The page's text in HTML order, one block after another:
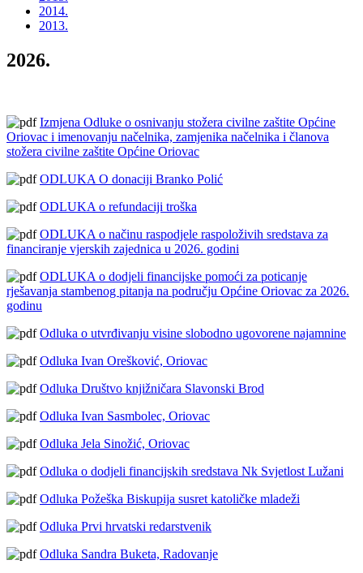
2014.
2013.
2026.
Izmjena Odluke o osnivanju stožera civilne zaštite Općine
Oriovac i imenovanju načelnika, zamjenika načelnika i članova
stožera civilne zaštite Općine Oriovac
ODLUKA O donaciji Branko Polić
ODLUKA o refundaciji troška
ODLUKA o načinu raspodjele raspoloživih sredstava za
financiranje vjerskih zajednica u 2026. godini
ODLUKA o dodjeli financijske pomoći za poticanje
rješavanja stambenog pitanja na području Općine Oriovac za 2026.
godinu
Odluka o utvrđivanju visine slobodno ugovorene najamnine
Odluka Ivan Orešković, Oriovac
Odluka Društvo knjižničara Slavonski Brod
Odluka Ivan Sasmbolec, Oriovac
Odluka Jela Sinožić, Oriovac
Odluka o dodjeli financijskih sredstava Nk Svjetlost Lužani
Odluka Požeška Biskupija susret katoličke mladeži
Odluka Prvi hrvatski redarstvenik
Odluka Sandra Buketa, Radovanje